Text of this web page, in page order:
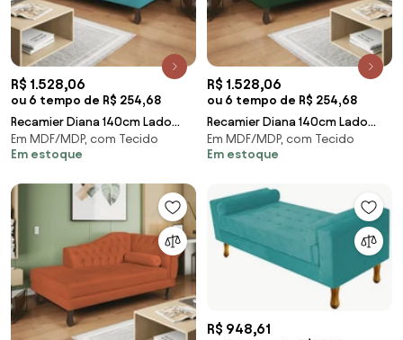
R$ 1.528,06
ou 6 tempo de R$ 254,68
Recamier Diana 140cm Lado
Direito Suede Azul Turquesa -
ADJ Decor
Em MDF/MDP, com Tecido
Em estoque
R$ 1.528,06
ou 6 tempo de R$ 254,68
Recamier Diana 140cm Lado
Esquerdo Suede Verde - ADJ
Decor
Em MDF/MDP, com Tecido
Em estoque
R$ 948,61